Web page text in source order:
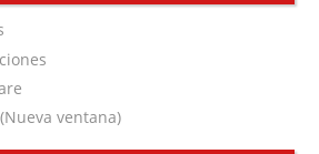
ventana)